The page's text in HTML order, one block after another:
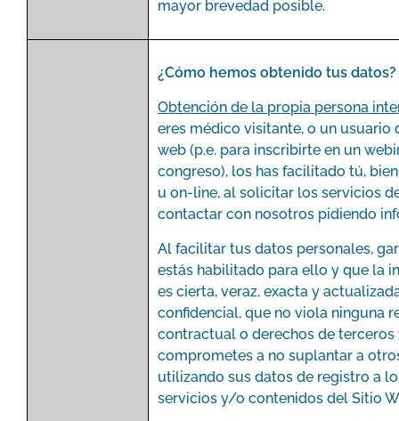
mayor brevedad posible.
¿Cómo hemos obtenido tus datos?
Obtención de la propia persona
eres médico visitante, o un usuario
web (p.e. para inscribirte en un
congreso), los has facilitado tú,
u on-line, al solicitar los servicios
contactar con nosotros pidiendo
Al facilitar tus datos personales,
estás habilitado para ello y que la
es cierta, veraz, exacta y
confidencial, que no viola ninguna
contractual o derechos de terceros
comprometes a no suplantar a
utilizando sus datos de registro a
servicios y/o contenidos del Sitio